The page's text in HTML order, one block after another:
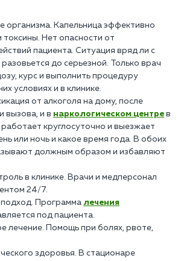
организма. Капельница эффективно
Нет опасности от
пациента. Ситуация вряд ли с
до серьезной. Только врач
курс и выполнить процедуру
условиях и в клинике.
от алкоголя на дому, после
вызова, и в наркологическом центре в
круглосуточно и выезжает
или ночь и какое время года. В обоих
должным образом и избавляют
в клинике. Врачи и медперсонал
24/7.
Программа лечения
под пациента.
лечение. Помощь при болях, рвоте,
здоровья. В стационаре